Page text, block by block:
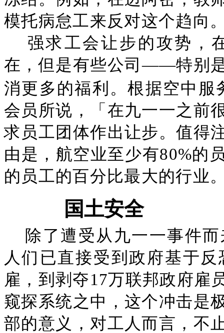
模托病怠工来反对这个趋向
强求工会让步的攻势，
在，但是有些公司——特别
消更多的福利。根据空中服
会员所说，「在九一一之前
求员工团体作出让步。值得
由是，航空业至少有80%的
的员工的百分比最大的行业
国土安全
除了遭受从九一一事件
人们已直接受到政府基于
雇，到剥夺17万联邦政府雇
窥探系统之中，这个冲击是
部的意义，对工人而言，不